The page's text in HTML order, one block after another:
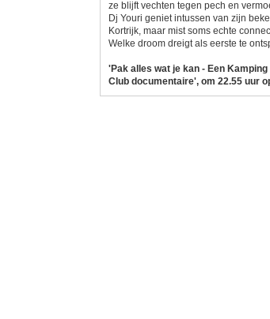
ze blijft vechten tegen pech en
Dj Youri geniet intussen van zijn
Kortrijk, maar mist soms echte
Welke droom dreigt als eerste te
'Pak alles wat je kan - Een
Club documentaire', om 22.55 uur